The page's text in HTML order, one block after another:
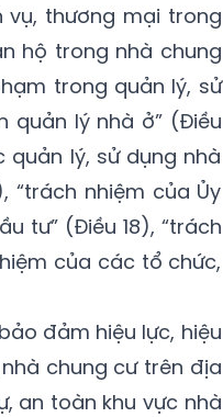
vụ, thương mại trong
hộ trong nhà chung
trong quản lý, sử
quản lý nhà ở” (Điều
quản lý, sử dụng nhà
“trách nhiệm của Ủy
tư” (Điều 18), “trách
của các tổ chức,
đảm hiệu lực, hiệu
chung cư trên địa
an toàn khu vực nhà